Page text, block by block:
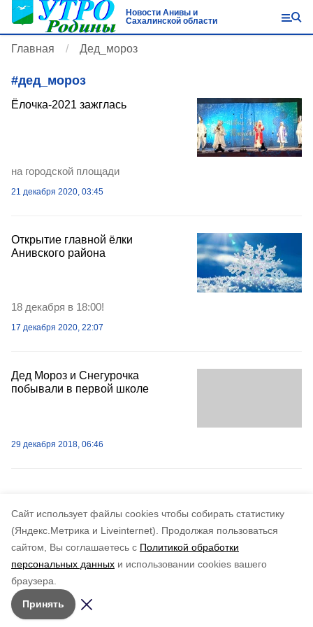
Cайт использует файлы cookies чтобы собирать статистику
(Яндекс.Метрика и Liveinternet).
Продолжая пользоваться
сайтом, Вы соглашаетесь с Политикой обработки
персональных данных и использовании cookies вашего
браузера.
Принять
Новости Анивы и
Сахалинской области
Главная Дед_мороз
#дед_мороз
Ёлочка-2021 зажглась
на городской площади
21 декабря 2020, 03:45
Открытие главной ёлки
Анивского района
18 декабря в 18:00!
17 декабря 2020, 22:07
Дед Мороз и Снегурочка
побывали в первой школе
29 декабря 2018, 06:46